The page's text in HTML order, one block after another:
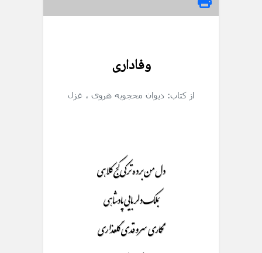
وفاداری
از کتاب: دیوان محجوبه هروی ، غزل
دل من برده ترکی کج کلاهی
بملک دلربایی پادشاهی
نگاری سرو قدی گلعذاری